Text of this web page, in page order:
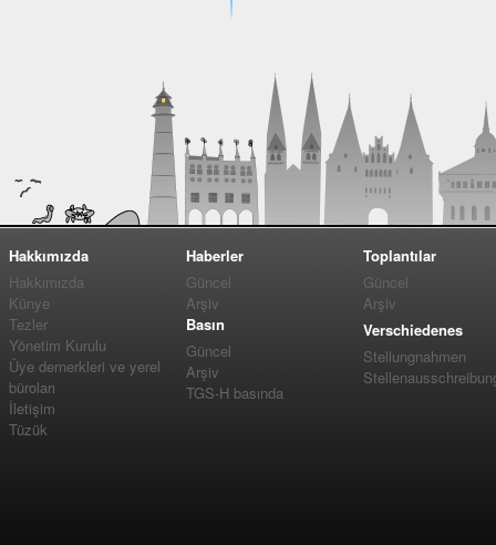
Hakkımızda
Hakkımızda
Künye
Tezler
Yönetim Kurulu
Üye dernerkleri ve yerel
büroları
İletişim
Tüzük
Haberler
Güncel
Arşiv
Basın
Güncel
Arşiv
TGS-H basında
Toplantılar
Güncel
Arşiv
Verschiedenes
Stellungnahmen